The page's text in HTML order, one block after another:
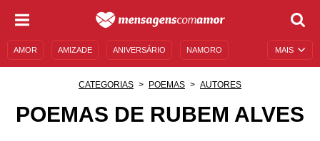
MAIS
AMOR AMIZADE ANIVERSÁRIO NAMORO
CATEGORIAS POEMAS AUTORES
POEMAS DE RUBEM ALVES